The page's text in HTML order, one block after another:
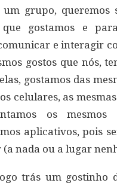
um grupo, queremos
que gostamos e
e interagir
gostos que nós,
gostamos das
celulares, as
os mesmos
aplicativos, pois
(a nada ou a lugar
trás um gostinho